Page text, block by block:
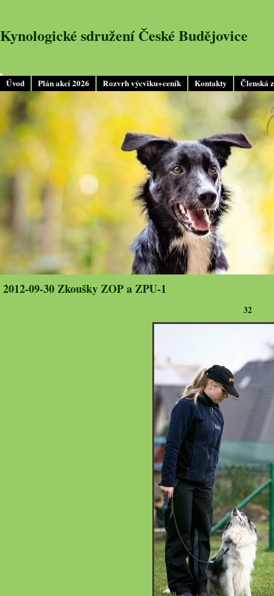
Úvod Plán akcí 2026 Rozvrh výcviku+ceník Kontakty Členská
Kynologické sdružení České Budějovice
2012-09-30 Zkoušky ZOP a ZPU-1
32